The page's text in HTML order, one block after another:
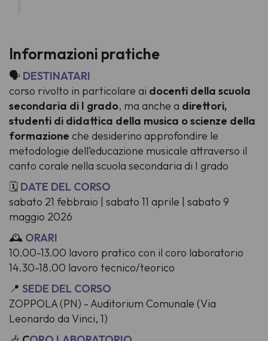
Informazioni pratiche
🗣️ DESTINATARI
corso rivolto in particolare ai docenti della scuola
secondaria di I grado, ma anche a direttori,
studenti di didattica della musica o scienze della
formazione che desiderino approfondire le
metodologie dell’educazione musicale attraverso il
canto corale nella scuola secondaria di I grado
🗓️ DATE DEL CORSO
sabato 21 febbraio | sabato 11 aprile | sabato 9
maggio 2026
🕰️ ORARI
10.00-13.00 lavoro pratico con il coro laboratorio
14.30-18.00 lavoro tecnico/teorico
📍 SEDE DEL CORSO
ZOPPOLA (PN) - Auditorium Comunale (Via
Leonardo da Vinci, 1)